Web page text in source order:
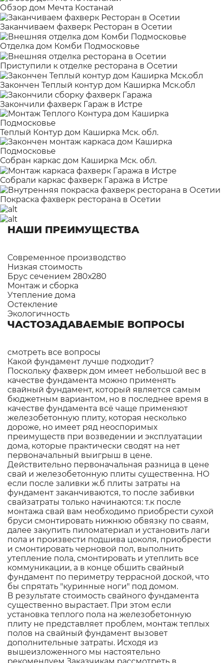
Обзор дом Мечта Костанай
Заканчиваем фахверк Ресторан в Осетии
Отделка дом Комби Подмосковье
Приступили к отделке ресторана в Осетии
Закончен Теплый контур дом Каширка Мск.обл
Закончили фахверк Гараж в Истре
Теплый Контур дом Каширка Мск. обл.
Собран каркас дом Каширка Мск. обл.
Собрали каркас фахверк Гаража в Истре
Покраска фахверк ресторана в Осетии
НАШИ ПРЕИМУЩЕСТВА
Современное производство
Низкая стоимость
Брус сечением 280х280
Монтаж и сборка
Утепление дома
Остекление
Экологичность
ЧАСТОЗАДАВАЕМЫЕ ВОПРОСЫ
смотреть все вопросы
Какой фундамент лучше подходит?
Поскольку фахверк дом имеет небольшой вес в
качестве фундамента можно применять
свайный фундамент, который является самым
бюджетным вариантом, но в последнее время в
качестве фундамента всё чаще применяют
железобетонную плиту, которая несколько
дороже, но имеет ряд неоспоримых
преимуществ при возведении и эксплуатации
дома, которые практически сводят на нет
первоначальный выигрыш в цене.
Действительно первоначальная разница в цене
свай и железобетонную плиты существенна. НО
если после заливки ж.б плиты затраты на
фундамент заканчиваются, то после забивки
свайзатраты только начинаются: т.к после
монтажа свай вам необходимо приобрести сухой
бруси смонтировать нижнюю обвязку по сваям,
далее закупить пиломатериал и установить лаги
пола и произвести подшива цоколя, приобрести
и смонтировать черновой пол, выполнить
утепление пола, смонтировать и утеплить все
коммуникации, а в конце обшить свайный
фундамент по периметру террасной доской, что
бы спрятать "куринные ноги" под домом.
В результате стоимость свайного фундамента
существенно вырастает. При этом если
установка теплого пола на железобетонную
плиту не представляет проблем, монтаж теплых
полов на свайный фундамент вызовет
дополнительные затраты. Исходя из
вышеизложенного мы настоятельно